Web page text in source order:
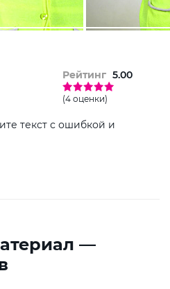
Рейтинг 5.00
(4 оценки)
текст с ошибкой и
—